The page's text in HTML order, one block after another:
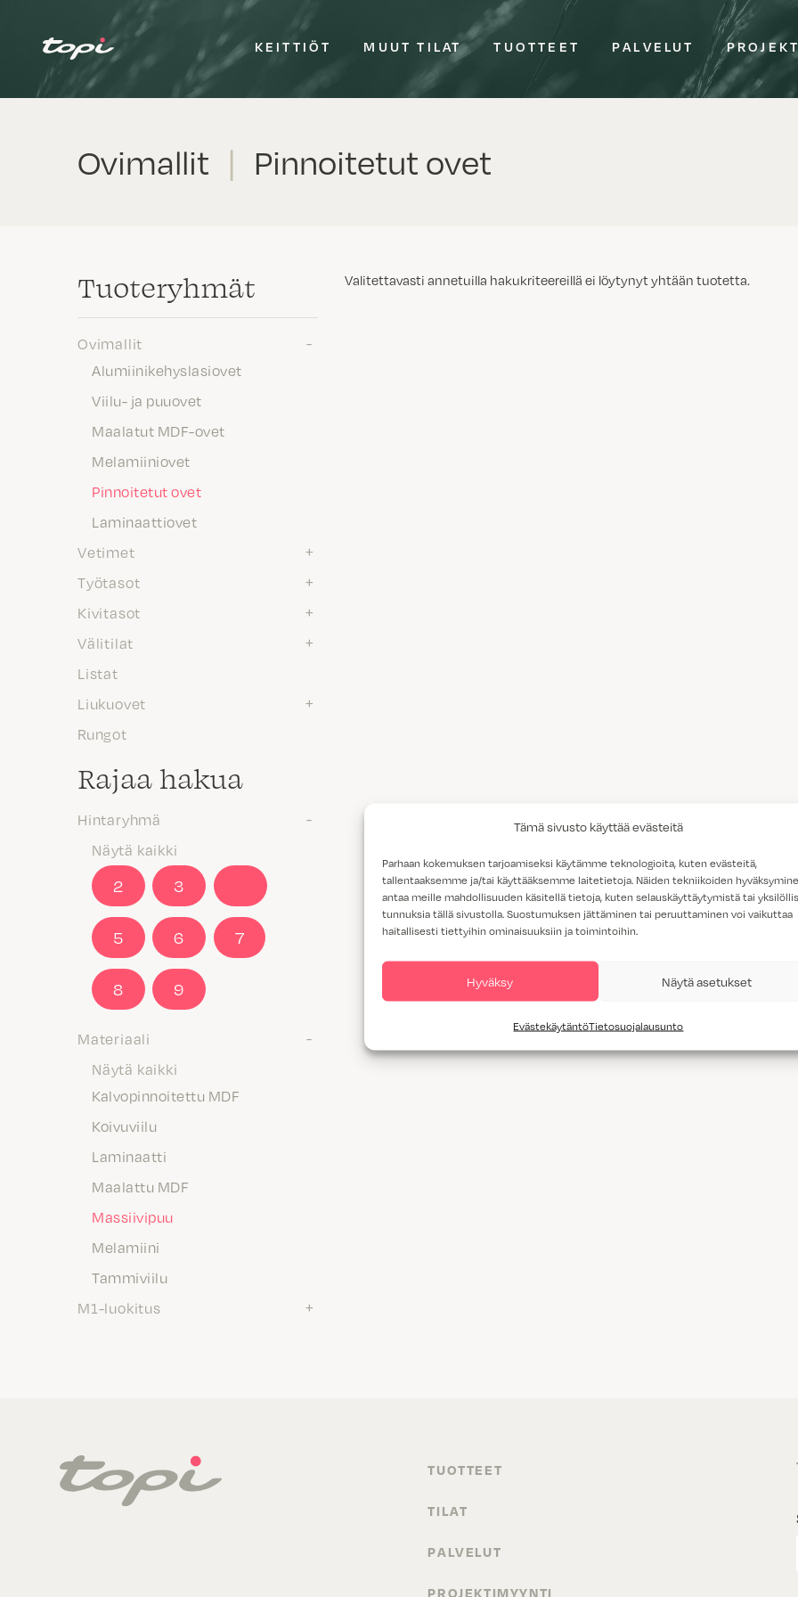
Tämä sivusto käyttää evästeitä
Parhaan kokemuksen tarjoamiseksi käytämme teknologioita, kuten evästeitä,
tallentaaksemme ja/tai käyttääksemme laitetietoja. Näiden tekniikoiden
antaa meille mahdollisuuden käsitellä tietoja, kuten selauskäyttäytymistä tai
tunnuksia tällä sivustolla. Suostumuksen jättäminen tai peruuttaminen voi vaikuttaa
haitallisesti tiettyihin ominaisuuksiin ja toimintoihin.
Hyväksy Näytä asetukset
EvästekäytäntöTietosuojalausunto
KEITTIÖT MUUT TILAT TUOTTEET PALVELUT
Ovimallit | Pinnoitetut ovet
Tuote­ryhmät
Ovimallit
Alumiinikehyslasiovet
Viilu- ja puuovet
Maalatut MDF-ovet
Melamiiniovet
Pinnoitetut ovet
Laminaattiovet
Vetimet
Työtasot
Kivitasot
Välitilat
Listat
Liukuovet
Rungot
Rajaa hakua
Hintaryhmä
Näytä kaikki
2 3
5 6 7
8 9
Materiaali
Näytä kaikki
Kalvopinnoitettu MDF
Koivuviilu
Laminaatti
Maalattu MDF
Massiivipuu
Melamiini
Tammiviilu
M1-luokitus
Valitettavasti annetuilla hakukriteereillä ei löytynyt yhtään tuotetta.
TUOTTEET
TILAT
PALVELUT
PROJEKTIMYYNTI